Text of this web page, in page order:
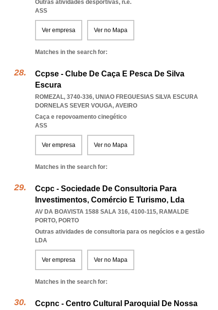
Outras atividades desportivas, n.e.
ASS
Ver empresa Ver no Mapa
Matches in the search for:
Ccpse - Clube De Caça E Pesca De Silva
Escura
ROMEZAL, 3740-336, UNIAO FREGUESIAS SILVA ESCURA
DORNELAS SEVER VOUGA, AVEIRO
Caça e repovoamento cinegético
ASS
Ver empresa Ver no Mapa
Matches in the search for:
Ccpc - Sociedade De Consultoria Para
Investimentos, Comércio E Turismo, Lda
AV DA BOAVISTA 1588 SALA 316, 4100-115, RAMALDE
PORTO, PORTO
Outras atividades de consultoria para os negócios e a gestão
LDA
Ver empresa Ver no Mapa
Matches in the search for:
Ccpnc - Centro Cultural Paroquial De Nossa